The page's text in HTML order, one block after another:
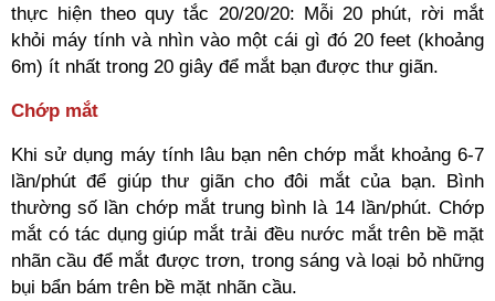
thực hiện theo quy tắc 20/20/20: Mỗi 20 phút, rời mắt
khỏi máy tính và nhìn vào một cái gì đó 20 feet (khoảng
6m) ít nhất trong 20 giây để mắt bạn được thư giãn.
Chớp mắt
Khi sử dụng máy tính lâu bạn nên chớp mắt khoảng 6-7
lần/phút để giúp thư giãn cho đôi mắt của bạn. Bình
thường số lần chớp mắt trung bình là 14 lần/phút. Chớp
mắt có tác dụng giúp mắt trải đều nước mắt trên bề mặt
nhãn cầu để mắt được trơn, trong sáng và loại bỏ những
bụi bẩn bám trên bề mặt nhãn cầu.